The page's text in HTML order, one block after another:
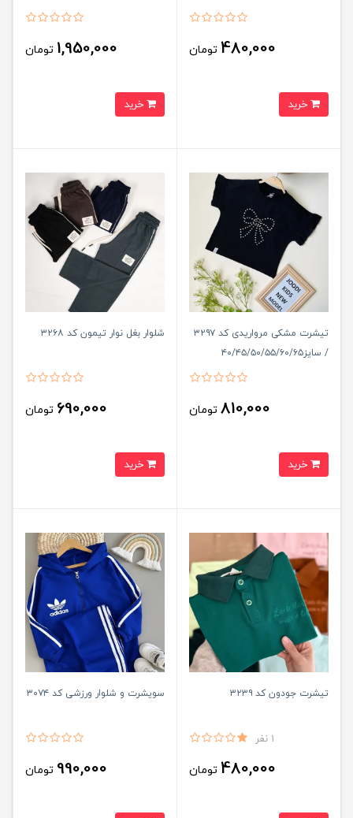
480,000 تومان 1,950,000 تومان
تیشرت مشکی مرواریدی کد ۳۲۹۷
/ سایز۴۰/۴۵/۵۰/۵۵/۶۰/۶۵
810,000 تومان
شلوار بغل نوار تیمون کد ۳۲۶۸
690,000 تومان
تیشرت جودون کد ۳۲۳۹
1 نفر
480,000 تومان
سویشرت و شلوار ورزشی کد ۳۰۷۴
990,000 تومان